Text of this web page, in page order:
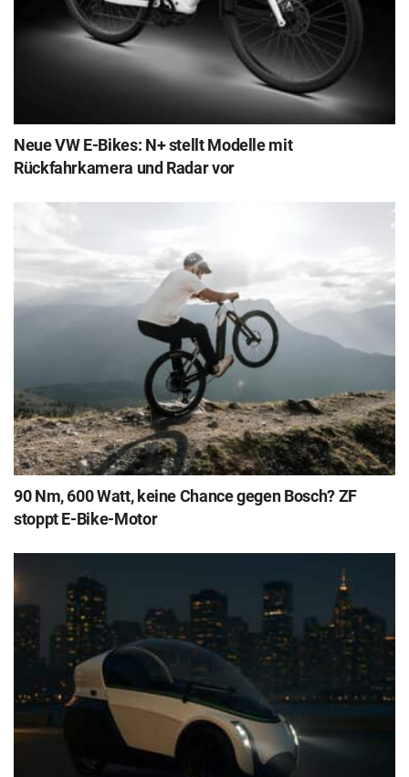
Neue VW E-Bikes: N+ stellt Modelle mit
Rückfahrkamera und Radar vor
90 Nm, 600 Watt, keine Chance gegen Bosch? ZF
stoppt E-Bike-Motor